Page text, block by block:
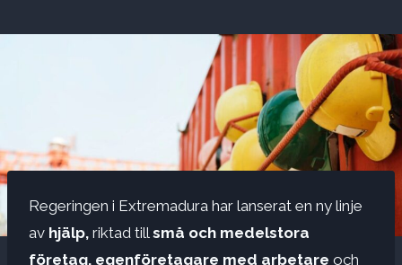
Regeringen i Extremadura har lanserat en ny linje
av hjälp, riktad till små och medelstora
företag, egenföretagare med arbetare och